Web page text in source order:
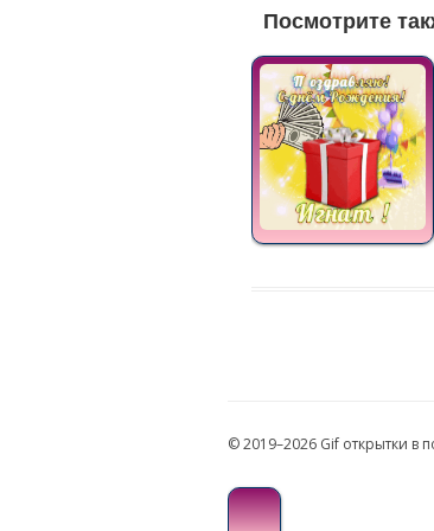
Посмотрите
© 2019–2026 Gif открытки в